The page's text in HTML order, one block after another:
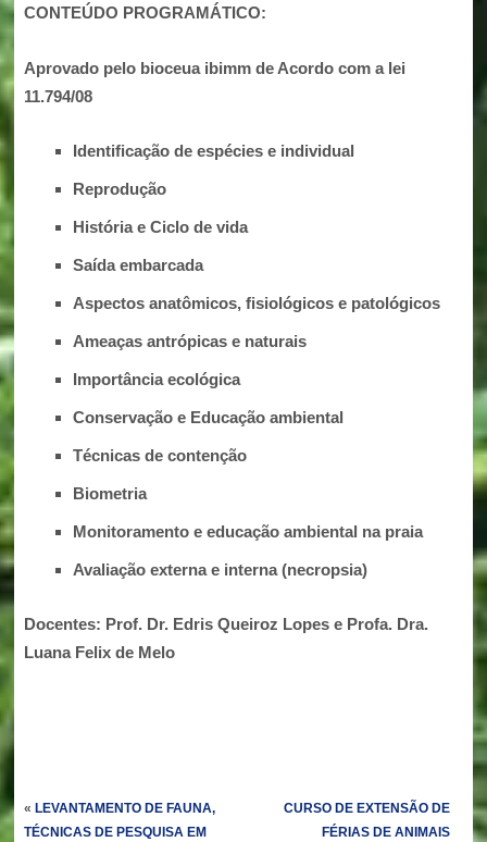
CONTEÚDO PROGRAMÁTICO:
Aprovado pelo bioceua ibimm de Acordo com a lei
11.794/08
Identificação de espécies e individual
Reprodução
História e Ciclo de vida
Saída embarcada
Aspectos anatômicos, fisiológicos e patológicos
Ameaças antrópicas e naturais
Importância ecológica
Conservação e Educação ambiental
Técnicas de contenção
Biometria
Monitoramento e educação ambiental na praia
Avaliação externa e interna (necropsia)
Docentes: Prof. Dr. Edris Queiroz Lopes e Profa. Dra.
Luana Felix de Melo
« LEVANTAMENTO DE FAUNA,
TÉCNICAS DE PESQUISA EM
CURSO DE EXTENSÃO DE
FÉRIAS DE ANIMAIS